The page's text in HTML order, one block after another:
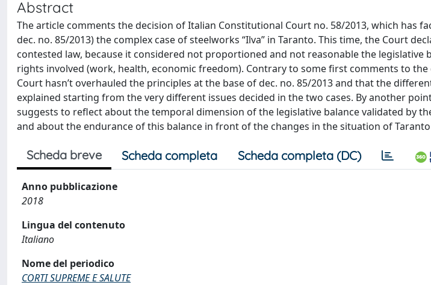
Abstract
The article comments the decision of Italian Constitutional Court no. 58/2013, which has
dec. no. 85/2013) the complex case of steelworks “Ilva” in Taranto. This time, the Court
contested law, because it considered not proportioned and not reasonable the legislative
rights involved (work, health, economic freedom). Contrary to some first comments to
Court hasn’t overhauled the principles at the base of dec. no. 85/2013 and that the
explained starting from the very different issues decided in the two cases. By another
suggests to reflect about the temporal dimension of the legislative balance validated by
and about the endurance of this balance in front of the changes in the situation of
Scheda breve Scheda completa Scheda completa (DC)
Anno pubblicazione
2018
Lingua del contenuto
Italiano
Nome del periodico
CORTI SUPREME E SALUTE